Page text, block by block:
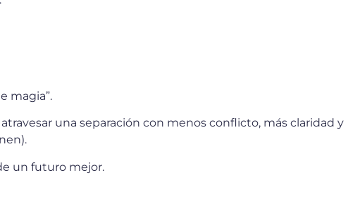
magia”.
atravesar una separación con menos conflicto, más claridad y
un futuro mejor.